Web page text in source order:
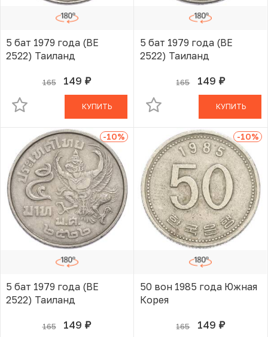
5 бат 1979 года (BE
2522) Таиланд
165 149 руб.
В КОРЗИНЕ
КУПИТЬ
5 бат 1979 года (BE
2522) Таиланд
165 149 руб.
В КОРЗИНЕ
КУПИТЬ
-10%
5 бат 1979 года (BE
2522) Таиланд
165 149 руб.
В КОРЗИНЕ
-10%
50 вон 1985 года Южная
Корея
165 149 руб.
В КОРЗИНЕ